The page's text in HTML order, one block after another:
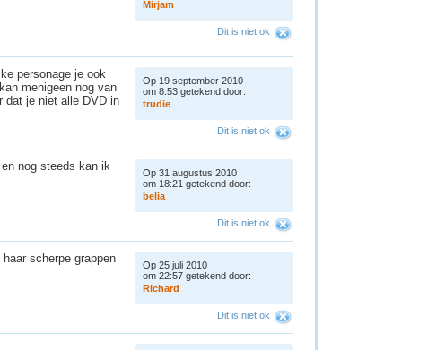
Mirjam
Dit is niet ok
personage je ook
menigeen nog van
dat je niet alle DVD in
Op 19 september 2010
om 8:53 getekend door:
trudie
Dit is niet ok
nog steeds kan ik
Op 31 augustus 2010
om 18:21 getekend door:
belia
Dit is niet ok
scherpe grappen
Op 25 juli 2010
om 22:57 getekend door:
Richard
Dit is niet ok